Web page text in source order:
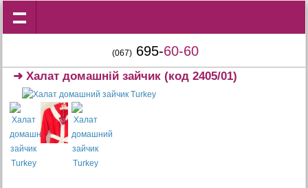
(067) 695-60-60
➜Халат домашній зайчик (код 2405/01)